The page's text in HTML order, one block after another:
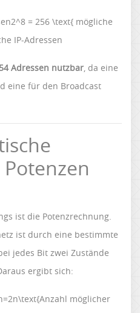
= 256 \text{ mögliche
IP-Adressen
Adressen nutzbar, da eine
eine für den Broadcast
ist die Potenzrechnung.
ist durch eine bestimmte
jedes Bit zwei Zustände
ergibt sich:
möglicher